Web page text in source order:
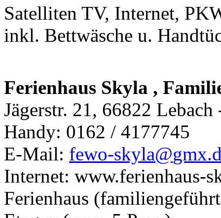
Satelliten TV, Internet,
inkl. Bettwäsche u.
Ferienhaus Skyla ,
Jägerstr. 21, 66822 Lebach
Handy: 0162 / 4177745
E-Mail: fewo-skyla@
Internet: www.ferienhaus-
Ferienhaus